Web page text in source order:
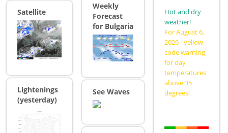
Satellite
Lightenings
(yesterday)
Weekly
Forecast
for Bulgaria
See Waves
Hot and dry
weather!
For August 6,
2026 - yellow
code warning
for day
temperatures
above 35
degrees!